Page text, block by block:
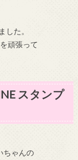
した。
頑張って
スタンプ
ちゃんの